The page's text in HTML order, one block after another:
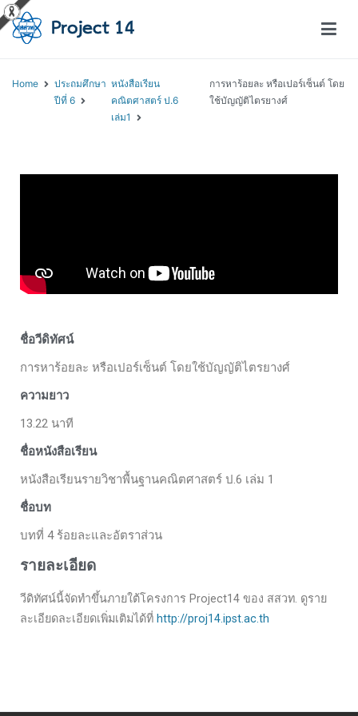
Home
ประถมศึกษา
ปีที่ 6
หนังสือเรียน
คณิตศาสตร์ ป.6
เล่ม1
การหาร้อยละ หรือเปอร์เซ็นต์ โดย
ใช้บัญญัติไตรยางศ์
ชื่อวีดิทัศน์
การหาร้อยละ หรือเปอร์เซ็นต์ โดยใช้บัญญัติไตรยางศ์
ความยาว
13.22 นาที
ชื่อหนังสือเรียน
หนังสือเรียนรายวิชาพื้นฐานคณิตศาสตร์ ป.6 เล่ม 1
ชื่อบท
บทที่ 4 ร้อยละและอัตราส่วน
รายละเอียด
วีดิทัศน์นี้จัดทำขึ้นภายใต้โครงการ Project14 ของ สสวท. ดูราย
ละเอียดละเอียดเพิ่มเติมได้ที่ http://proj14.ipst.ac.th